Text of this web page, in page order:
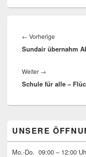
← Vorherige
Beitrag:
Sundair übernahm
Weiter →
Beitrag:
Schule für alle –
Seitenleisten-
Widgetbereich
UNSERE
Mo.-Do. 09:00 – 12:00